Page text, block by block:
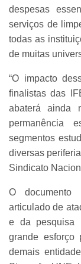
despesas
serviços de
todas as
de muitas
“O impacto
finalistas das
abaterá ainda
permanência
segmentos
diversas
Sindicato
O documento
articulado de
e da pesquisa
grande
demais